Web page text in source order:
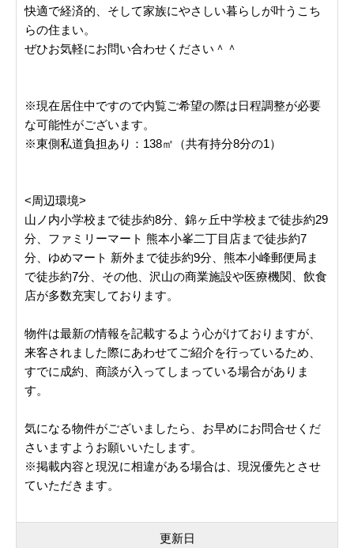
快適で経済的、そして家族にやさしい暮らしが叶うこち
らの住まい。
ぜひお気軽にお問い合わせください＾＾
※現在居住中ですので内覧ご希望の際は日程調整が必要
な可能性がございます。
※東側私道負担あり：138㎡（共有持分8分の1）
<周辺環境>
山ノ内小学校まで徒歩約8分、錦ヶ丘中学校まで徒歩約29
分、ファミリーマート 熊本小峯二丁目店まで徒歩約7
分、ゆめマート 新外まで徒歩約9分、熊本小峰郵便局ま
で徒歩約7分、その他、沢山の商業施設や医療機関、飲食
店が多数充実しております。
物件は最新の情報を記載するよう心がけておりますが、
来客されました際にあわせてご紹介を行っているため、
すでに成約、商談が入ってしまっている場合がありま
す。
気になる物件がございましたら、お早めにお問合せくだ
さいますようお願いいたします。
※掲載内容と現況に相違がある場合は、現況優先とさせ
ていただきます。
更新日